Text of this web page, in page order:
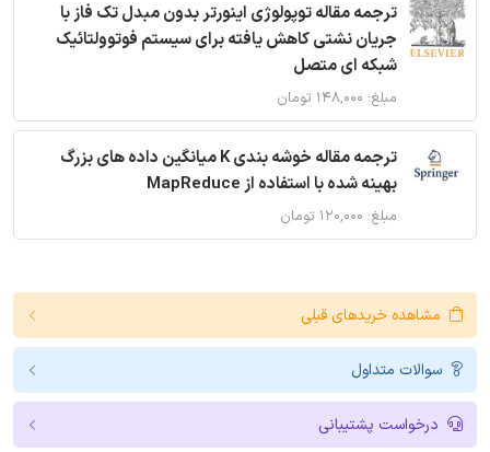
ترجمه مقاله توپولوژی اینورتر بدون مبدل تک فاز با
جریان نشتی کاهش یافته برای سیستم فوتوولتائیک
شبکه ای متصل
مبلغ: ۱۴۸,۰۰۰ تومان
ترجمه مقاله خوشه بندی K میانگین داده های بزرگ
بهینه شده با استفاده از MapReduce
مبلغ: ۱۲۰,۰۰۰ تومان
مشاهده خریدهای قبلی
سوالات متداول
درخواست پشتیبانی